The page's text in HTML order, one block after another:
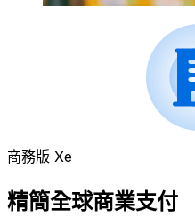
商務版 Xe
精簡全球商業支付